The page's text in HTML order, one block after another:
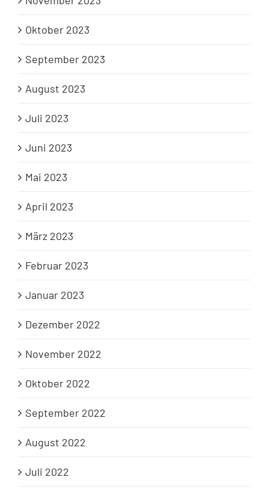
Oktober 2023
September 2023
August 2023
Juli 2023
Juni 2023
Mai 2023
April 2023
März 2023
Februar 2023
Januar 2023
Dezember 2022
November 2022
Oktober 2022
September 2022
August 2022
Juli 2022